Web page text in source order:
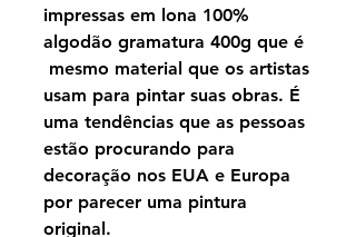
impressas em lona 100%
algodão gramatura 400g que é
mesmo material que os artistas
usam para pintar suas obras. É
uma tendências que as pessoas
estão procurando para
decoração nos EUA e Europa
por parecer uma pintura
original.